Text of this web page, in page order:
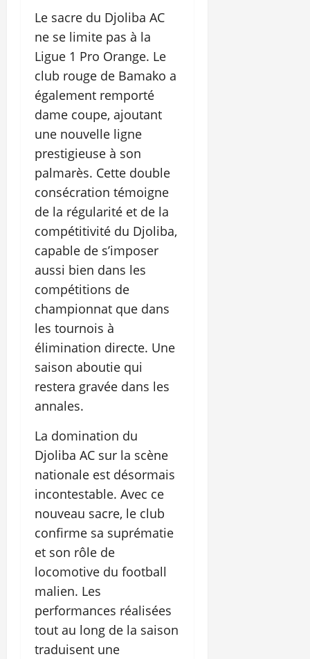
Le sacre du Djoliba AC
ne se limite pas à la
Ligue 1 Pro Orange. Le
club rouge de Bamako a
également remporté
dame coupe, ajoutant
une nouvelle ligne
prestigieuse à son
palmarès. Cette double
consécration témoigne
de la régularité et de la
compétitivité du Djoliba,
capable de s’imposer
aussi bien dans les
compétitions de
championnat que dans
les tournois à
élimination directe. Une
saison aboutie qui
restera gravée dans les
annales.
La domination du
Djoliba AC sur la scène
nationale est désormais
incontestable. Avec ce
nouveau sacre, le club
confirme sa suprématie
et son rôle de
locomotive du football
malien. Les
performances réalisées
tout au long de la saison
traduisent une